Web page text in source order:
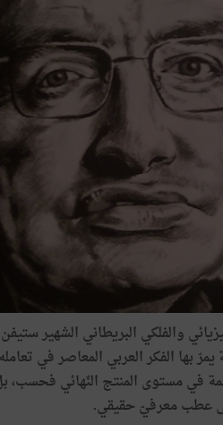
والفلكي البريطاني الشهيرستيفن
يمرّبها الفكرالعربي المعاصرفي تعامله
في مستوى المنتج النّهائي فحسب،
عطب معرفيّحقيقي.